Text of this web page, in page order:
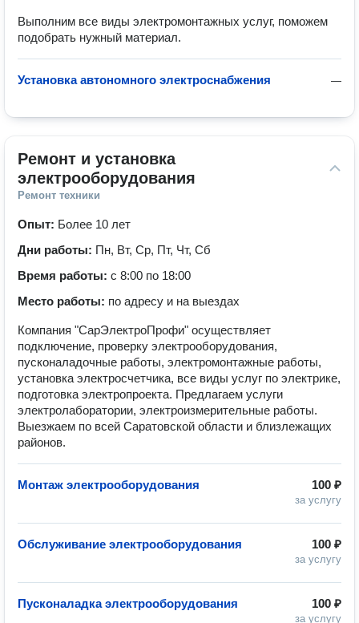
Выполним все виды электромонтажных услуг, поможем
подобрать нужный материал.
—
Установка автономного электроснабжения
Ремонт и установка
электрооборудования
Ремонт техники
Опыт: Более 10 лет
Дни работы: Пн, Вт, Ср, Пт, Чт, Сб
Время работы: с 8:00 по 18:00
Место работы: по адресу и на выездах
Компания "СарЭлектроПрофи" осуществляет
подключение, проверку электрооборудования,
пусконаладочные работы, электромонтажные работы,
установка электросчетчика, все виды услуг по электрике,
подготовка электропроекта. Предлагаем услуги
электролаборатории, электроизмерительные работы.
Выезжаем по всей Саратовской области и близлежащих
районов.
100 ₽
за услугу
Монтаж электрооборудования
100 ₽
за услугу
Обслуживание электрооборудования
100 ₽
за услугу
Пусконаладка электрооборудования